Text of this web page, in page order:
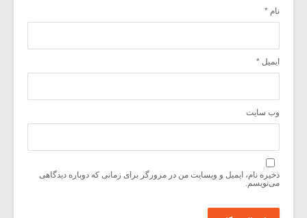
نام *
ایمیل *
وب‌ سایت
ذخیره نام، ایمیل و وبسایت من در مرورگر برای زمانی که دوباره دیدگاهی
می‌نویسم.